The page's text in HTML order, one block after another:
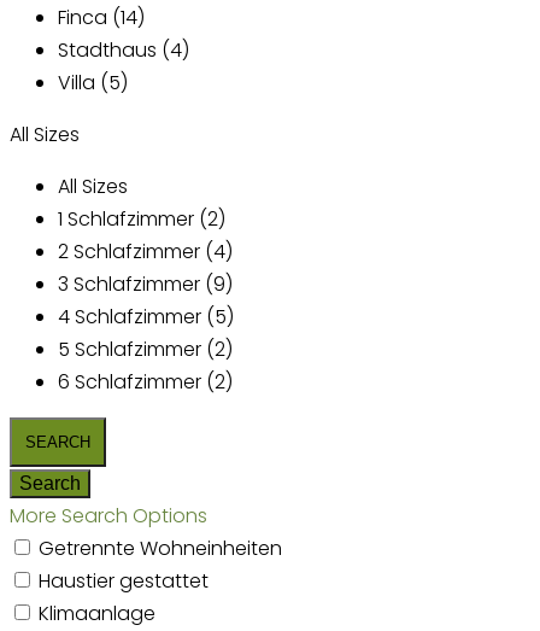
Finca (14)
Stadthaus (4)
Villa (5)
All Sizes
All Sizes
1 Schlafzimmer (2)
2 Schlafzimmer (4)
3 Schlafzimmer (9)
4 Schlafzimmer (5)
5 Schlafzimmer (2)
6 Schlafzimmer (2)
More Search Options
Getrennte Wohneinheiten
Haustier gestattet
Klimaanlage